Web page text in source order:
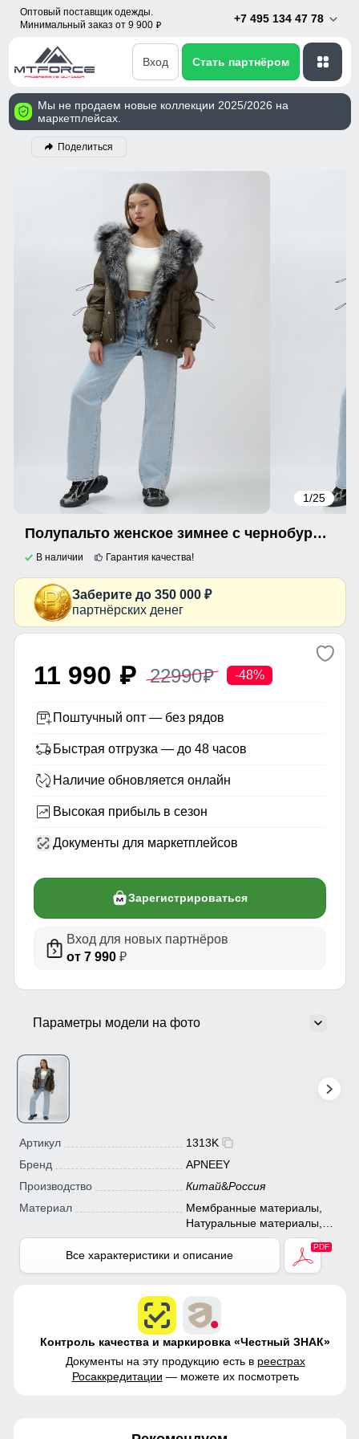
Оптовый поставщик одежды.
Минимальный заказ от 9 900 p
+7 495 134 47 78
Вход Стать партнёром
Мы не продаем новые коллекции 2025/2026 на
маркетплейсах.
Поделиться
1/25
Полупальто женское зимнее с чернобуркой люкс класса коричневого цвета 1313K
В наличии Гарантия качества!
Заберите до 350 000 ₽
партнёрских денег
11 990 p 22990p -48%
Поштучный опт — без рядов
Быстрая отгрузка — до 48 часов
Наличие обновляется онлайн
Высокая прибыль в сезон
Документы для маркетплейсов
Зарегистрироваться
Вход для новых партнёров
от 7 990₽
Параметры модели на фото
Артикул
1313K
Бренд
APNEEY
Производство
Китай&Россия
Материал
Мембранные материалы,
Натуральные материалы,
Полиэстер, Плащевка,
Тефлон, Ткань, Экологичные
Все характеристики и описание
Контроль качества и маркировка «Честный ЗНАК»
Документы на эту продукцию есть в реестрах
Росаккредитации — можете их посмотреть